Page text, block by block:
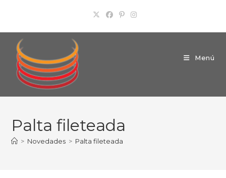
contenido
Menú
Palta fileteada
> Novedades > Palta fileteada